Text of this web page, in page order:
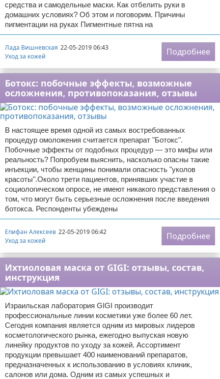
средства и самодельные маски. Как отбелить руки в
домашних условиях? Об этом и поговорим. Причины
пигментации на руках Пигментные пятна на
Лада Вишневская 22-05-2019 06:43
Уход за кожей
Подробнее
Ботокс: побочные эффекты, возможные
осложнения, противопоказания, отзывы
В настоящее время одной из самых востребованных
процедур омоложения считается препарат "Ботокс".
Побочные эффекты от подобных процедур — это мифы или
реальность? Попробуем выяснить, насколько опасны такие
инъекции, чтобы женщины понимали опасность "уколов
красоты".Около трети пациентов, принявших участие в
социологическом опросе, не имеют никакого представления о
том, что могут быть серьезные осложнения после введения
ботокса. Респонденты убеждены
Епифан Алексеев 22-05-2019 06:42
Уход за кожей
Подробнее
Ихтиоловая маска от GIGI: отзывы, состав,
инструкция
Израильская лаборатория GIGI производит
профессиональные линии косметики уже более 60 лет.
Сегодня компания является одним из мировых лидеров
косметологического рынка, ежегодно выпуская новую
линейку продуктов по уходу за кожей. Ассортимент
продукции превышает 400 наименований препаратов,
предназначенных к использованию в условиях клиник,
салонов или дома. Одним из самых успешных и